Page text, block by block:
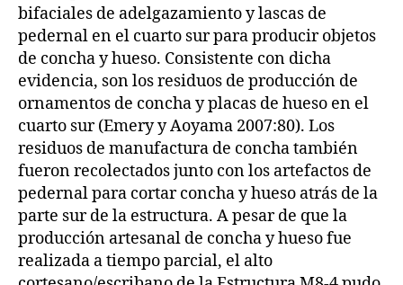
bifaciales de adelgazamiento y lascas de
pedernal en el cuarto sur para producir objetos
de concha y hueso. Consistente con dicha
evidencia, son los residuos de producción de
ornamentos de concha y placas de hueso en el
cuarto sur (Emery y Aoyama 2007:80). Los
residuos de manufactura de concha también
fueron recolectados junto con los artefactos de
pedernal para cortar concha y hueso atrás de la
parte sur de la estructura. A pesar de que la
producción artesanal de concha y hueso fue
realizada a tiempo parcial, el alto